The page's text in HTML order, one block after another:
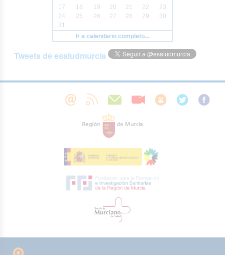
17
18 19 20 21 22
23
24
25 26 27 28 29
30
31
Ir a calendario completo...
Tweets de esaludmurcia